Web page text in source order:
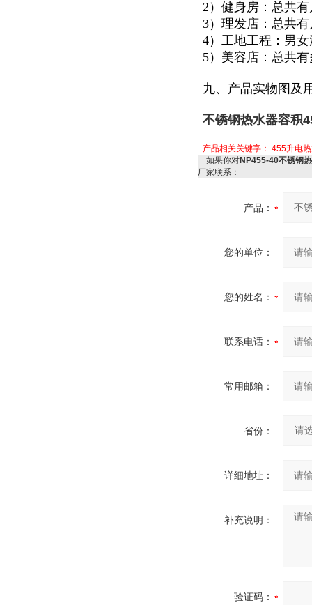
2）健身房：总共
3）理发店：总共
4）工地工程：男
5）美容店：总共
九、产品实物图及
不锈钢热水器容积
产品相关关键字： 455升电
如果你对NP455-40不锈钢
厂家联系：
产品：
您的单位：
您的姓名：
联系电话：
常用邮箱：
省份：
详细地址：
补充说明：
验证码：